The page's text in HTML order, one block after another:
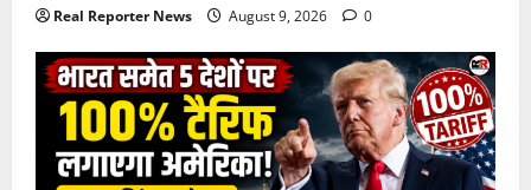
Real Reporter News August 9, 2026 0